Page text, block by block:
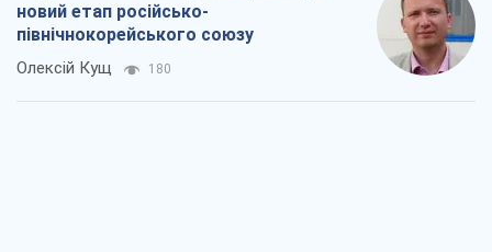
новий етап російсько-
північнокорейського союзу
Олексій Кущ 180